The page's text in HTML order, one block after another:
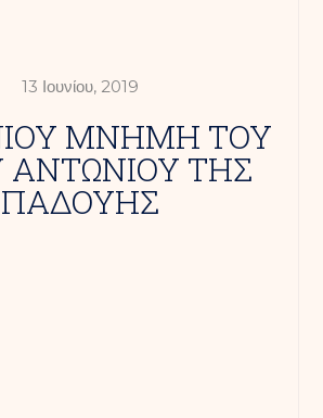
13 Ιουνίου, 2019
ΜΝΗΜΗ ΤΟΥ
ΑΝΤΩΝΙΟΥ ΤΗΣ
ΠΑΔΟΥΗΣ